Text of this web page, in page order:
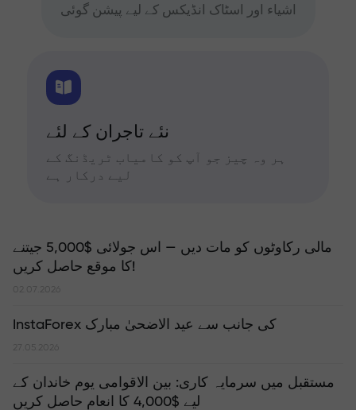
اشیاء اور اسٹاک انڈیکس کے لیے پیشن گوئی
نئے تاجران کے لئے
ہر وہ چیز جو آپ کو کامیاب ٹریڈنگ کے
لیے درکار ہے
مالی رکاوٹوں کو مات دیں — اس جولائی $5,000 جیتنے
کا موقع حاصل کریں!
02.07.2026
InstaForex کی جانب سے عید الاضحیٰ مبارک
27.05.2026
مستقبل میں سرمایہ کاری: بین الاقوامی یوم خاندان کے
لیے $4,000 کا انعام حاصل کریں